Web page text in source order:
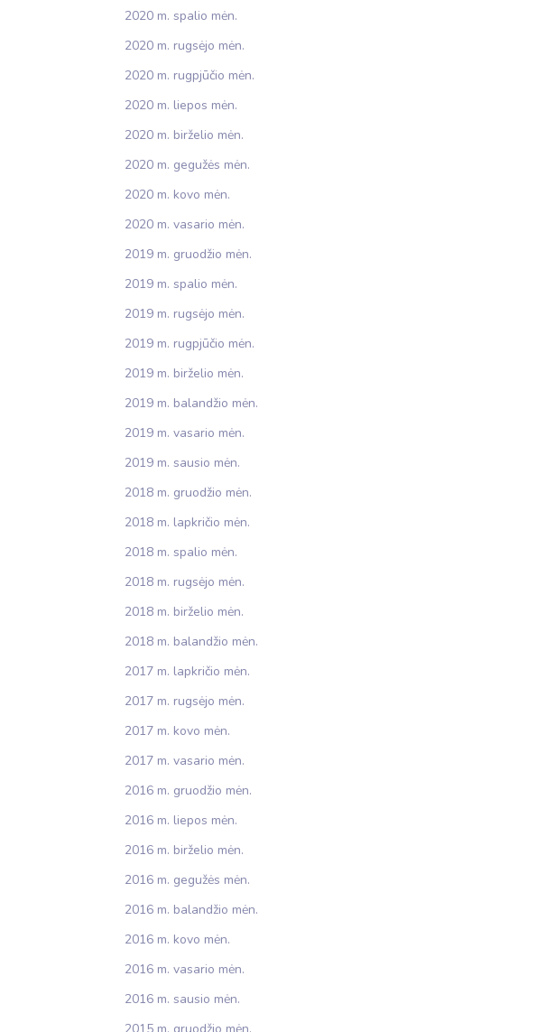
2020 m. spalio mėn.
2020 m. rugsėjo mėn.
2020 m. rugpjūčio mėn.
2020 m. liepos mėn.
2020 m. birželio mėn.
2020 m. gegužės mėn.
2020 m. kovo mėn.
2020 m. vasario mėn.
2019 m. gruodžio mėn.
2019 m. spalio mėn.
2019 m. rugsėjo mėn.
2019 m. rugpjūčio mėn.
2019 m. birželio mėn.
2019 m. balandžio mėn.
2019 m. vasario mėn.
2019 m. sausio mėn.
2018 m. gruodžio mėn.
2018 m. lapkričio mėn.
2018 m. spalio mėn.
2018 m. rugsėjo mėn.
2018 m. birželio mėn.
2018 m. balandžio mėn.
2017 m. lapkričio mėn.
2017 m. rugsėjo mėn.
2017 m. kovo mėn.
2017 m. vasario mėn.
2016 m. gruodžio mėn.
2016 m. liepos mėn.
2016 m. birželio mėn.
2016 m. gegužės mėn.
2016 m. balandžio mėn.
2016 m. kovo mėn.
2016 m. vasario mėn.
2016 m. sausio mėn.